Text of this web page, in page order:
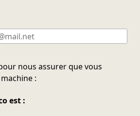
nous assurer que vous
:
est :